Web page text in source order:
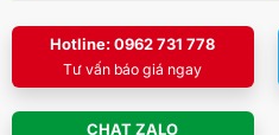
Hotline: 0962 731 778
Tư vấn báo giá ngay
CHAT ZALO